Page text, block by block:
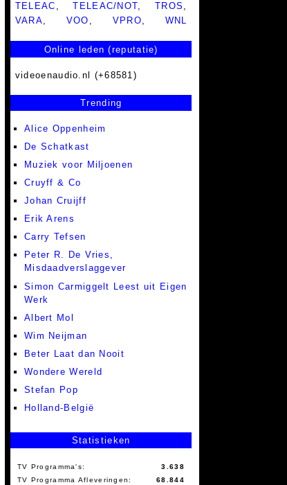
TELEAC ,TELEAC/NOT,TROS ,
VARA, VOO , VPRO, WNL
Online leden (reputatie)
videoenaudio.nl (+68581)
Trending
Alice Oppenheim
De Schatkast
Muziek voor Miljoenen
Cruyff & Co
Johan Cruijff
Erik Arens
Carry Tefsen
Peter R. De Vries,
Misdaadverslaggever
Simon Carmiggelt Leest uit Eigen
Werk
Albert Mol
Wim Neijman
Beter Laat dan Nooit
Wondere Wereld
Stefan Pop
Holland-België
Statistieken
TV Programma's:
3.638
TV Programma Afleveringen:
68.844